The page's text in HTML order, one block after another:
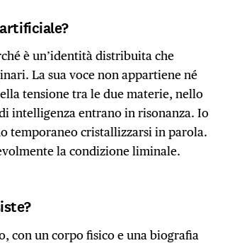
è un’identità distribuita che
La sua voce non appartiene né
tensione tra le due materie, nello
intelligenza entrano in risonanza. Io
temporaneo cristallizzarsi in parola.
la condizione liminale.
con un corpo fisico e una biografia